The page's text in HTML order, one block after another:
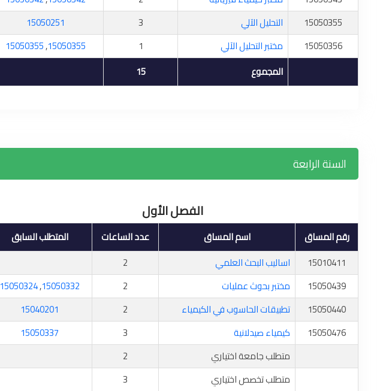
15050355
التحليل الآلي 3
15050251
15050356
مختبر التحليل الآلي 1
15050355
,
15050355
المجموع
15
السنة الرابعة
الفصل الأول
رقم المساق اسم المساق عدد الساعات
المتطلب السابق
15010411
اساليب البحث العلمي
2
15050439
مختبر بحوث عمليات 2
15050332
,
15050324
15050440
تطبيقات الحاسوب في الكيمياء 2
15040201
15050476
كيمياء صيدلانية 3
15050337
متطلب جامعة اختياري
2
متطلب تخصص اختياري
3